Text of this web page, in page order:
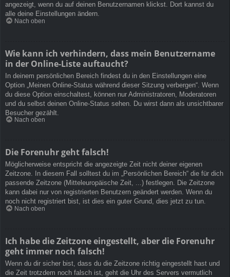
angezeigt, wenn du auf deinen Benutzernamen klickst. Dort kannst du
alle deine Einstellungen ändern.
Nach oben
Wie kann ich verhindern, dass mein Benutzername
in der Online-Liste auftaucht?
In deinem persönlichen Bereich findest du in den Einstellungen eine
Option „Meinen Online-Status während dieser Sitzung verbergen“. Wenn
du diese Option einschaltest, können nur Administratoren, Moderatoren
und du selbst deinen Online-Status sehen. Du wirst dann als unsichtbarer
Besucher gezählt.
Nach oben
Die Forenuhr geht falsch!
Möglicherweise entspricht die angezeigte Zeit nicht deiner eigenen
Zeitzone. In diesem Fall solltest du im „Persönlichen Bereich“ die für dich
passende Zeitzone (Mitteleuropäische Zeit, ...) festlegen. Die Zeitzone
kann dabei nur von registrierten Benutzern geändert werden. Wenn du
noch nicht registriert bist, ist dies ein guter Grund, dies jetzt zu tun.
Nach oben
Ich habe die Zeitzone eingestellt, aber die Forenuhr
geht immer noch falsch!
Wenn du dir sicher bist, dass du die Zeitzone richtig eingestellt hast und
die Zeit trotzdem noch falsch ist, geht die Uhr des Servers vermutlich